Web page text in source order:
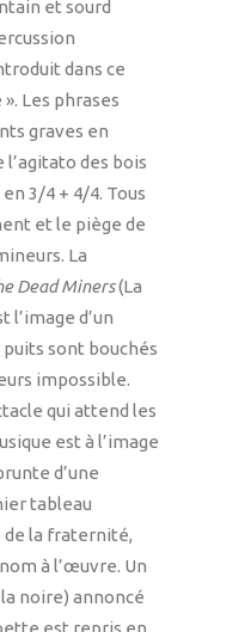
et sourd
dans ce
Les phrases
graves en
des bois
3/4 + 4/4. Tous
et le piège de
La
Dead Miners(La
d’un
sont bouchés
impossible.
qui attend les
est à l’image
d’une
tableau
la fraternité,
à l’œuvre. Un
noire) annoncé
est repris en